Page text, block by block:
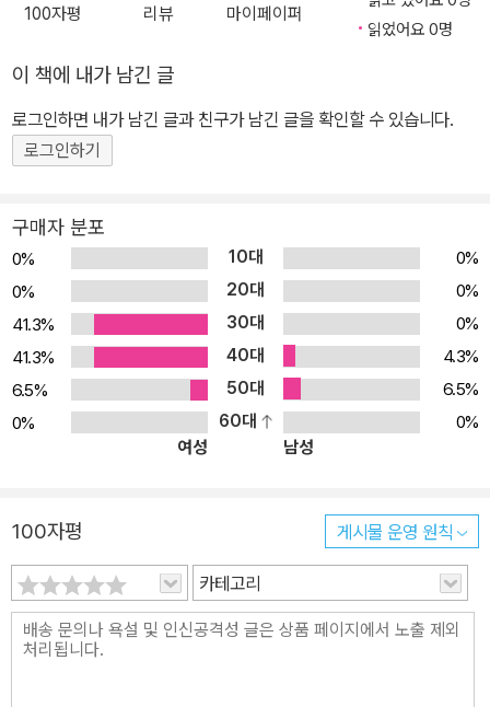
100자평 리뷰 마이페이퍼
읽었어요 0명
이 책에 내가 남긴 글
로그인하면 내가 남긴 글과 친구가 남긴 글을 확인할 수 있습니다.
로그인하기
구매자 분포
0% 10대
0%
0%
20대
0%
41.3%
30대
0%
41.3%
40대
4.3%
6.5%
50대
6.5%
0%
60대
0%
여성
남성
100자평 게시물 운영 원칙
카테고리